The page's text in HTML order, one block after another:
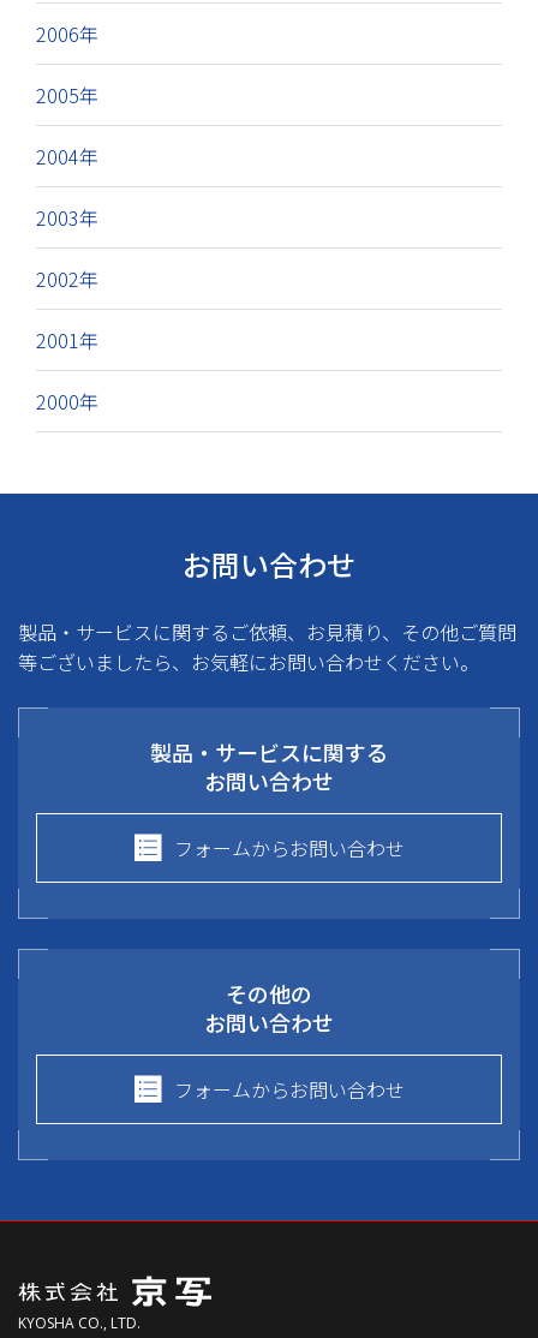
2006年
2005年
2004年
2003年
2002年
2001年
2000年
お問い合わせ
製品・サービスに関するご依頼、お見積り、その他ご質問
等ございましたら、お気軽にお問い合わせください。
製品・サービスに関する
お問い合わせ
フォームからお問い合わせ
その他の
お問い合わせ
フォームからお問い合わせ
KYOSHA CO., LTD.